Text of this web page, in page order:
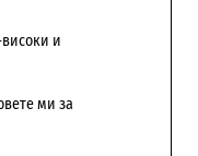
и
ми за